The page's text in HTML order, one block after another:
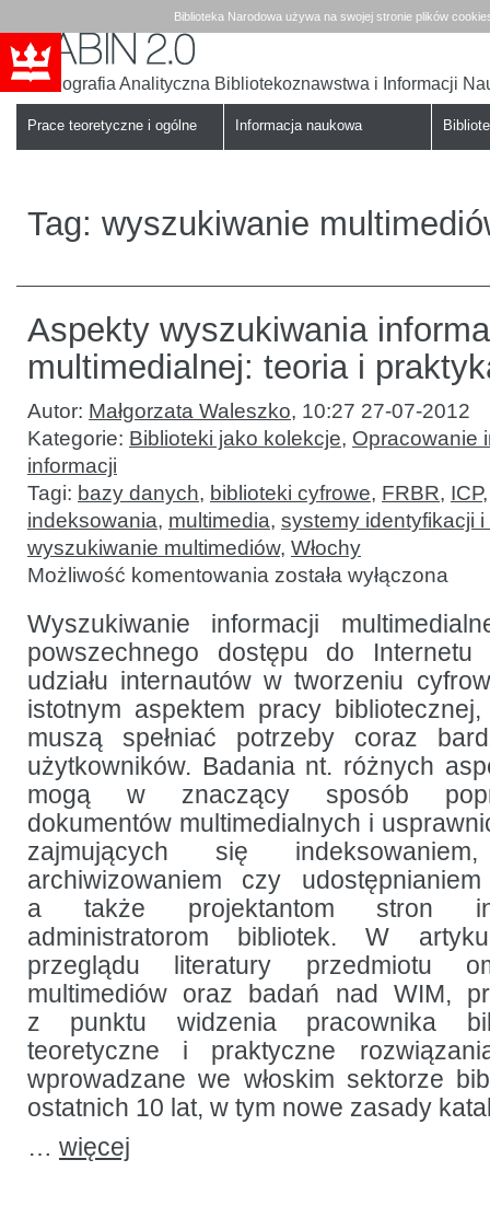
Biblioteka Narodowa używa na swojej stronie plików
Babin
Bibliografia Analityczna Bibliotekoznawstwa i Informacji
Prace teoretyczne i ogólne Informacja naukowa
Tag: wyszukiwanie
Aspekty wyszukiwania
multimedialnej: teoria i
Autor: Małgorzata Waleszko, 10:27 27-07-2012
Kategorie: Biblioteki jako kolekcje, Opracowanie
informacji
Tagi: bazy danych, biblioteki cyfrowe, FRBR, ICP
indeksowania, multimedia, systemy identyfikacji
wyszukiwanie multimediów, Włochy
Możliwość komentowania Aspekty
wyszukiwania
multimedialnej:
teoria
i praktyka
we
Włoszech
została wyłączona
Wyszukiwanie informacji
powszechnego dostępu do
udziału internautów w tworzeniu
istotnym aspektem pracy
muszą spełniać potrzeby coraz
użytkowników. Badania nt. różnych
mogą w znaczący sposób
dokumentów multimedialnych i
zajmujących się indeksowaniem,
archiwizowaniem czy
a także projektantom stron
administratorom bibliotek. W
przeglądu literatury przedmiotu
multimediów oraz badań nad WIM,
z punktu widzenia pracownika
teoretyczne i praktyczne
wprowadzane we włoskim sektorze
ostatnich 10 lat, w tym nowe zasady
… więcej